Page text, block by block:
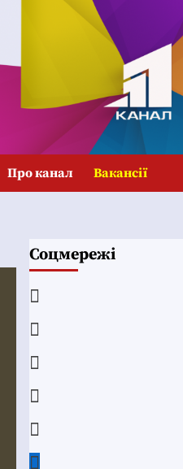
Про канал Вакансії
Соцмережі